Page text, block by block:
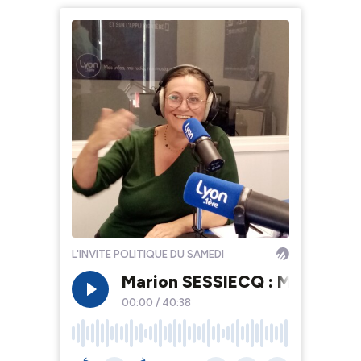
L'INVITE POLITIQUE DU SAMEDI
Marion SESSIECQ : Maire
00:00 / 40:38